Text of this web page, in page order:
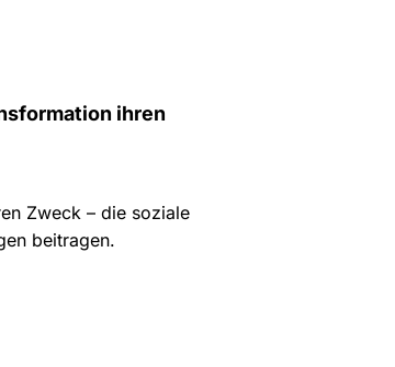
ihren
Zweck – die soziale
beitragen.